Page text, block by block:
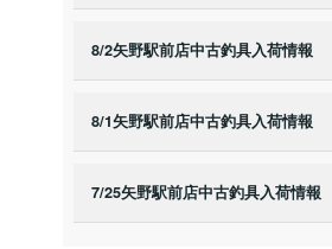
8/2矢野駅前店中古釣具入荷情報
8/1矢野駅前店中古釣具入荷情報
7/25矢野駅前店中古釣具入荷情報